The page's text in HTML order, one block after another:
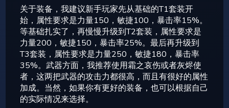
关于装备，我建议新手玩家先从基础的T1套装开
始，属性要求是力量150，敏捷100，暴击率15%。
等基础扎实了，再慢慢升级到T2套装，属性要求是
力量200，敏捷150，暴击率25%。最后再升级到
T3套装，属性要求是力量250，敏捷180，暴击率
35%。武器方面，我推荐使用霜之哀伤或者灰烬使
者，这两把武器的攻击力都很高，而且有很好的属性
加成。当然，如果你有更好的装备，也可以根据自己
的实际情况来选择。